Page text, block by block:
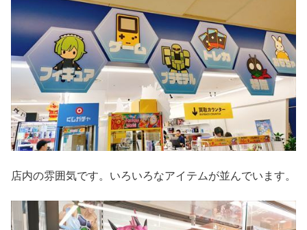
店内の雰囲気です。いろいろなアイテムが並んでいます。